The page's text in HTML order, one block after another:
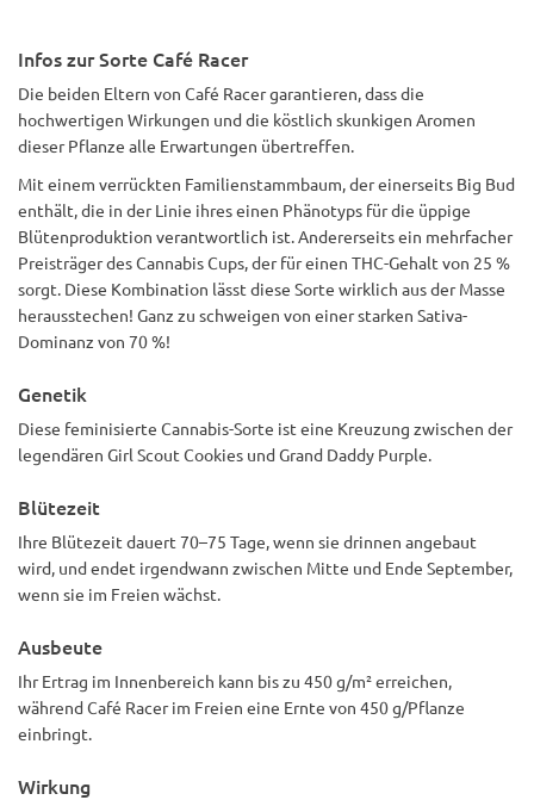
Infos zur Sorte Café Racer
Die beiden Eltern von Café Racer garantieren, dass die
hochwertigen Wirkungen und die köstlich skunkigen Aromen
dieser Pflanze alle Erwartungen übertreffen.
Mit einem verrückten Familienstammbaum, der einerseits Big Bud
enthält, die in der Linie ihres einen Phänotyps für die üppige
Blütenproduktion verantwortlich ist. Andererseits ein mehrfacher
Preisträger des Cannabis Cups, der für einen THC-Gehalt von 25 %
sorgt. Diese Kombination lässt diese Sorte wirklich aus der Masse
herausstechen! Ganz zu schweigen von einer starken Sativa-
Dominanz von 70 %!
Genetik
Diese feminisierte Cannabis-Sorte ist eine Kreuzung zwischen der
legendären Girl Scout Cookies und Grand Daddy Purple.
Blütezeit
Ihre Blütezeit dauert 70–75 Tage, wenn sie drinnen angebaut
wird, und endet irgendwann zwischen Mitte und Ende September,
wenn sie im Freien wächst.
Ausbeute
Ihr Ertrag im Innenbereich kann bis zu 450 g/m² erreichen,
während Café Racer im Freien eine Ernte von 450 g/Pflanze
einbringt.
Wirkung